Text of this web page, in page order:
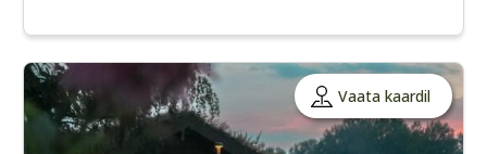
Vaata kaardil